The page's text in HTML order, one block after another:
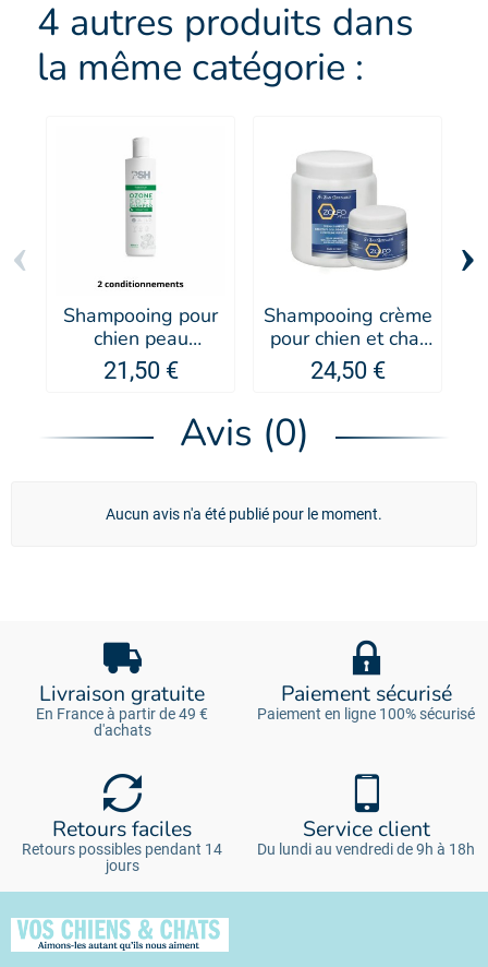
4 autres produits dans
la même catégorie :
Shampooing pour
chien peau
sensible et
atopique Ozone
21,50 €
Shampooing crème
pour chien et chat
Zolfo - IV SAN
BERNARD
24,50 €
‹ ›
Avis (0)
Aucun avis n'a été publié pour le moment.
Livraison gratuite
En France à partir de 49 €
d'achats
Paiement sécurisé
Paiement en ligne 100% sécurisé
Retours faciles
Retours possibles pendant 14
jours
Service client
Du lundi au vendredi de 9h à 18h